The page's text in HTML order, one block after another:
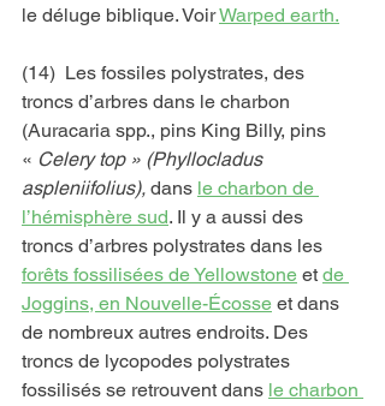
le déluge biblique. Voir Warped earth.
(14)  Les fossiles polystrates, des
troncs d’arbres dans le charbon
(Auracaria spp., pins King Billy, pins
« Celery top » (Phyllocladus
aspleniifolius), dans le charbon de
l’hémisphère sud. Il y a aussi des
troncs d’arbres polystrates dans les
forêts fossilisées de Yellowstone et de
Joggins, en Nouvelle-Écosse et dans
de nombreux autres endroits. Des
troncs de lycopodes polystrates
fossilisés se retrouvent dans le charbon